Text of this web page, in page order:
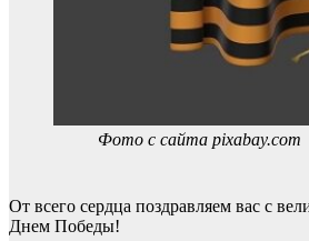
Фото с сайта pixabay.com
От всего сердца поздравляем вас с
Днем Победы!